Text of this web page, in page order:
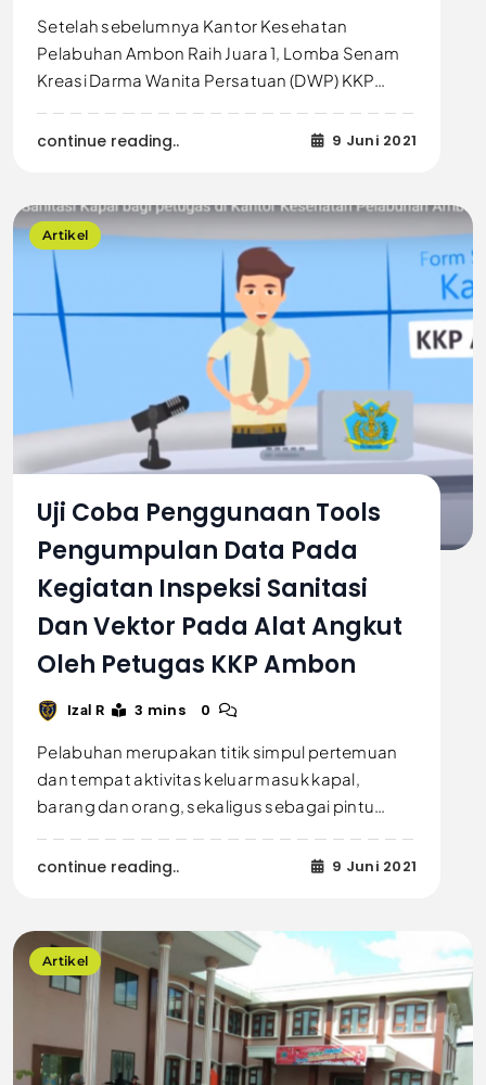
Setelah sebelumnya Kantor Kesehatan
Pelabuhan Ambon Raih Juara 1, Lomba Senam
Kreasi Darma Wanita Persatuan (DWP) KKP…
continue reading.. 9 Juni 2021
Artikel
Uji Coba Penggunaan Tools
Pengumpulan Data Pada
Kegiatan Inspeksi Sanitasi
Dan Vektor Pada Alat Angkut
Oleh Petugas KKP Ambon
Izal R 3 mins
0
Pelabuhan merupakan titik simpul pertemuan
dan tempat aktivitas keluar masuk kapal,
barang dan orang, sekaligus sebagai pintu…
continue reading.. 9 Juni 2021
Artikel